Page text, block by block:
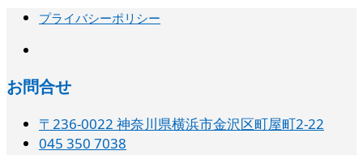
プライバシーポリシー
お問合せ
〒236-0022 神奈川県横浜市金沢区町屋町2-22
045 350 7038‬